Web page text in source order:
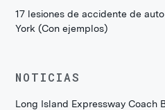
17 lesiones de accidente de
York (Con ejemplos)
NOTICIAS
Long Island Expressway Coach